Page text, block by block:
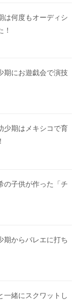
は何度もオーディシ
！
期にお遊戯会で演技
少期はメキシコで育
の子供が作った「チ
期からバレエに打ち
一緒にスクワットし